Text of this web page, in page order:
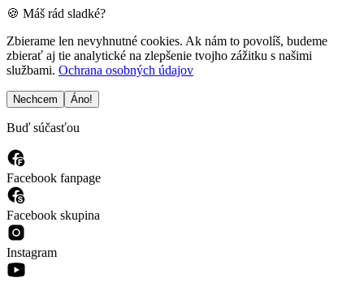
🍪 Máš rád sladké?
Zbierame len nevyhnutné cookies. Ak nám to povolíš, budeme
zbierať aj tie analytické na zlepšenie tvojho zážitku s našimi
službami. Ochrana osobných údajov
Nechcem Áno!
Buď súčasťou
Facebook fanpage
Facebook skupina
Instagram